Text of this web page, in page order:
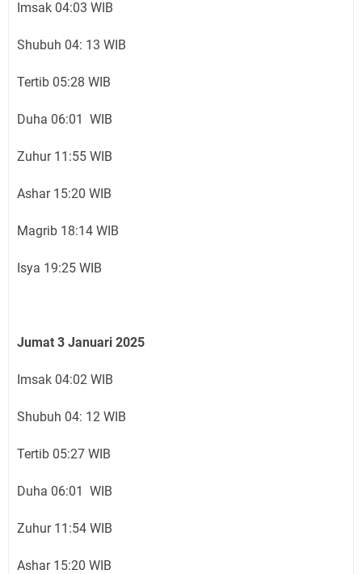
Imsak 04:03 WIB
Shubuh 04: 13 WIB
Tertib 05:28 WIB
Duha 06:01 WIB
Zuhur 11:55 WIB
Ashar 15:20 WIB
Magrib 18:14 WIB
Isya 19:25 WIB
Jumat 3 Januari 2025
Imsak 04:02 WIB
Shubuh 04: 12 WIB
Tertib 05:27 WIB
Duha 06:01 WIB
Zuhur 11:54 WIB
Ashar 15:20 WIB